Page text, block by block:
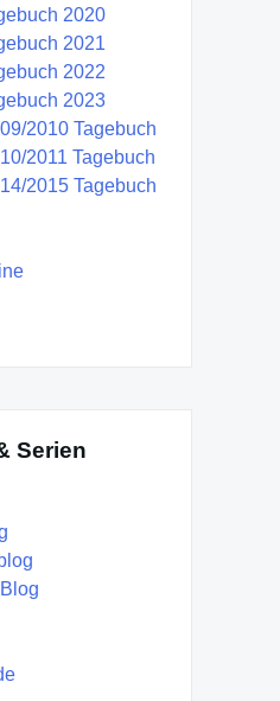
2020
2021
2022
2023
2010 Tagebuch
2011 Tagebuch
2015 Tagebuch
Serien